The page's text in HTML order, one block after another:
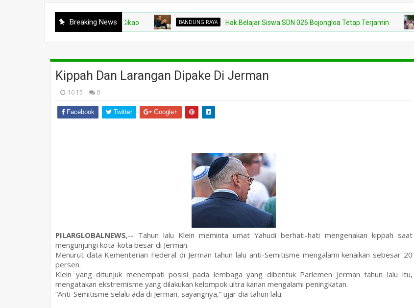
Breaking News BANDUNG RAYA Hak Belajar Siswa SDN 026 Bojongloa Tetap Terjamin POLRI
Kippah Dan Larangan Dipake Di Jerman
10.15 0
Facebook Twitter Google+
PILARGLOBALNEWS,-- Tahun lalu Klein meminta umat Yahudi berhati-hati mengenakan kippah saat
mengunjungi kota-kota besar di Jerman.
Menurut data Kementerian Federal di Jerman tahun lalu anti-Semitisme mengalami kenaikan sebesar 20
persen.
Klein yang ditunjuk menempati posisi pada lembaga yang dibentuk Parlemen Jerman tahun lalu itu,
mengatakan ekstremisme yang dilakukan kelompok ultra kanan mengalami peningkatan.
“Anti-Semitisme selalu ada di Jerman, sayangnya,” ujar dia tahun lalu.